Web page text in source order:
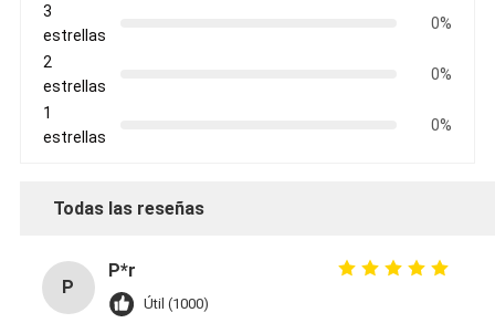
3
estrellas
0%
2
estrellas
0%
1
estrellas
0%
Todas las reseñas
P
P*r
Útil (1000)